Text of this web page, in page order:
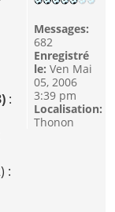
:
:
Messages:
682
Enregistré
le: Ven Mai
05, 2006
3:39 pm
Localisation:
Thonon